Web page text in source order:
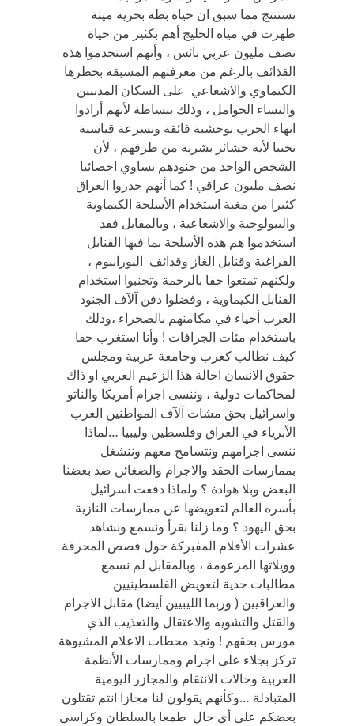
نستنتج مما سبق ان حياة بطة بحرية ميتة
ظهرت في مياه الخليج أهم بكثير من حياة
نصف مليون عربي بائس ، وأنهم استخدموا هذه
القذائف بالرغم من معرفتهم المسبقة بخطرها
الكيماوي والاشعاعي على السكان المدنيين
والنساء الحوامل ، وذلك ببساطة لأنهم أرادوا
انهاء الحرب بوحشية فائقة وبسرعة قياسية
تجنبا لأية خشائر بشرية من طرفهم ، لأن
الشخص الواحد من جنودهم يساوي احصائيا
نصف مليون عراقي ! كما أنهم حذروا العراق
كثيرا من مغبة استخدام الأسلحة الكيماوية
والبيولوجية والاشعاعية ، وبالمقابل فقد
استخدموا هم هذه الأسلحة بما فيها القنابل
الفراغية وقنابل الغاز وقذائف اليورانيوم ،
ولكنهم تمتعوا حقا بالرحمة وتجنبوا استخدام
القنابل الكيماوية ، وفضلوا دفن آلآف الجنود
العرب أحياء في مكامنهم بالصحراء ،وذلك
باستخدام مئات الجرافات ! وأنا استغرب حقا
كيف نطالب كعرب وجامعة عربية ومجلس
حقوق الانسان احالة هذا الزعيم العربي او ذاك
لمحاكمات دولية ، وننسى اجرام أمريكا والناتو
واسرائيل بحق مشات آلآف المواطنين العرب
الأبرياء في العراق وفلسطين وليبيا …لماذا
ننسى اجرامهم ونتسامح معهم وننشغل
بممارسات الحقد والاجرام والضغائن ضد بعضنا
البعض وبلا هوادة ؟ ولماذا دفعت اسرائيل
بأسره العالم لتعويضها عن ممارسات النازية
بحق اليهود ؟ وما زلنا نقرأ ونسمع ونشاهد
عشرات الأفلام المفبركة حول قصص المحرقة
وويلاتها المزعومة ، وبالمقابل لم نسمع
مطالبات جدية لتعويض الفلسطينيين
والعراقيين ( وربما الليبيين أيضا) مقابل الاجرام
والقتل والتشويه والاعتقال والتعذيب الذي
مورس بحقهم ! ونجد محطات الاعلام المشيوهة
تركز بجلاء على اجرام وممارسات الأنظمة
العربية وحالات الانتقام والمجازر اليومية
المتبادلة …وكأنهم يقولون لنا مجازا انتم تقتلون
بعضكم على أي حال طمعا بالسلطان وكراسي